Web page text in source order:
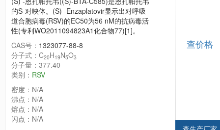
的S-对映体。(S) -Enzaplatovir显示出对呼吸
道合胞病毒(RSV)的EC50为56 nM的抗病毒活
性(专利WO2011094823A1化合物77)[1]。
CAS号： 1323077-88-8
分子式：C20H19N5O3
分子量：377.40
类别： RSV
密度：N/A
沸点：N/A
熔点：N/A
闪点：N/A
查价格